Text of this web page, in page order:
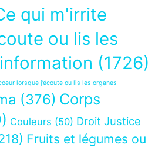
qui m'irrite
ou lis les
(1726)
lorsque j’écoute ou lis les organes
(376) Corps
Couleurs (50) Droit Justice
Fruits et légumes ou